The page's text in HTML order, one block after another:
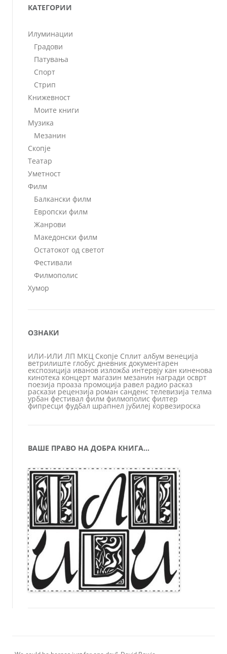
КАТЕГОРИИ
Илуминации
Градови
Патувања
Спорт
Стрип
Книжевност
Моите книги
Музика
Мезанин
Скопје
Театар
Уметност
Филм
Балкански филм
Европски филм
Жанрови
Македонски филм
Остатокот од светот
Фестивали
Филмополис
Хумор
ОЗНАКИ
ИЛИ-ИЛИ ЛП МКЦ Скопје Сплит албум венеција
ветрилиште глобус дневник документарен
експозиција иванов изложба интервју кан киненова
кинотека концерт магазин мезанин награди осврт
поезија проаза промоција равел радио расказ
раскази рецензија роман санденс телевизија телма
урбан фестивал филм филмополис филтер
фипресци фудбал шрапнел јубилеј ќорвезироска
ВАШЕ ПРАВО НА ДОБРА КНИГА…